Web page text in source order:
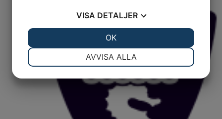
VISA DETALJER
MARKNADSFÖRING STATISTIK
AVVISA ALLA
OK